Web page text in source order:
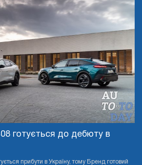
готується до дебюту в
прибути в Україну, тому Бренд готовий